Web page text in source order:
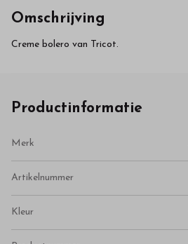
Omschrijving
Creme bolero van Tricot.
Productinformatie
Merk
Artikelnummer
Kleur